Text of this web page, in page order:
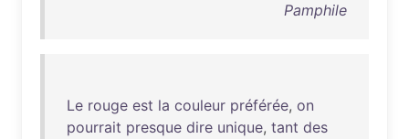
Pamphile
Le rouge est la couleur préférée, on
pourrait presque dire unique, tant des